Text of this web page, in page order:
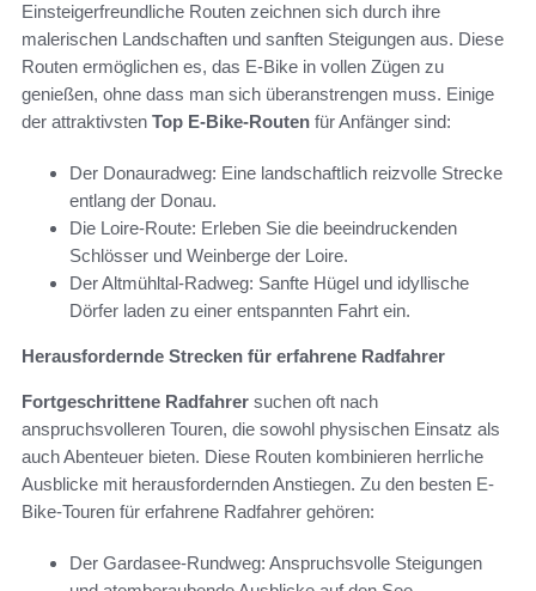
Einsteigerfreundliche Routen zeichnen sich durch ihre
malerischen Landschaften und sanften Steigungen aus. Diese
Routen ermöglichen es, das E-Bike in vollen Zügen zu
genießen, ohne dass man sich überanstrengen muss. Einige
der attraktivsten Top E-Bike-Routen für Anfänger sind:
Der Donauradweg: Eine landschaftlich reizvolle Strecke
entlang der Donau.
Die Loire-Route: Erleben Sie die beeindruckenden
Schlösser und Weinberge der Loire.
Der Altmühltal-Radweg: Sanfte Hügel und idyllische
Dörfer laden zu einer entspannten Fahrt ein.
Herausfordernde Strecken für erfahrene Radfahrer
Fortgeschrittene Radfahrer suchen oft nach
anspruchsvolleren Touren, die sowohl physischen Einsatz als
auch Abenteuer bieten. Diese Routen kombinieren herrliche
Ausblicke mit herausfordernden Anstiegen. Zu den besten E-
Bike-Touren für erfahrene Radfahrer gehören:
Der Gardasee-Rundweg: Anspruchsvolle Steigungen